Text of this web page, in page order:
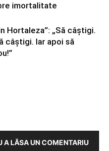
imortalitate
Hortaleza”: „Să câștigi.
câștigi. Iar apoi să
A LĂSA UN COMENTARIU